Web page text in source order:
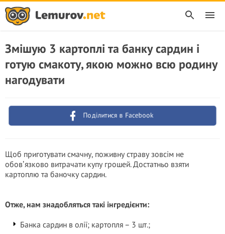
Змішую 3 картоплі та банку сардин і
готую смакоту, якою можно всю родину
нагодувати
Поділитися в Facebook
Щоб приготувати смачну, поживну страву зовсім не
обовʼязково витрачати купу грошей. Достатньо взяти
картоплю та баночку сардин.
Отже, нам знадобляться такі інгредієнти:
Банка сардин в олії; картопля – 3 шт.;